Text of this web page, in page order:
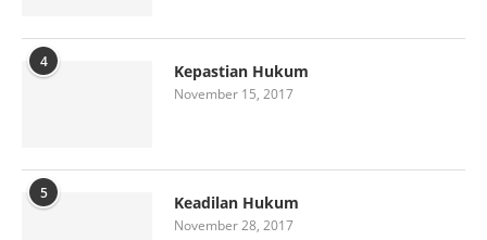
4 Kepastian Hukum
November 15, 2017
5 Keadilan Hukum
November 28, 2017